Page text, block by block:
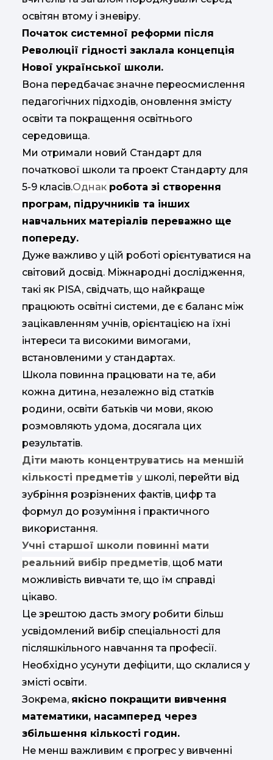
освітян втому і зневіру.
Початок системної реформи після
Революції гідності заклала концепція
Нової української школи.
Вона передбачає значне переосмислення
педагогічних підходів, оновлення змісту
освіти та покращення освітнього
середовища.
Ми отримали новий Стандарт для
початкової школи та проект Стандарту для
5-9 класів.Однак робота зі створення
програм, підручників та інших
навчальних матеріалів переважно ще
попереду.
Дуже важливо у цій роботі орієнтуватися на
світовий досвід. Міжнародні дослідження,
такі як PISA, свідчать, що найкраще
працюють освітні системи, де є баланс між
зацікавленням учнів, орієнтацією на їхні
інтереси та високими вимогами,
встановленими у стандартах.
Школа повинна працювати на те, аби
кожна дитина, незалежно від статків
родини, освіти батьків чи мови, якою
розмовляють удома, досягала цих
результатів.
Діти мають концентруватись на меншій
кількості предметів у школі, перейти від
зубріння розрізнених фактів, цифр та
формул до розуміння і практичного
використання.
Учні старшої школи повинні мати
реальний вибір предметів, щоб мати
можливість вивчати те, що їм справді
цікаво.
Це зрештою дасть змогу робити більш
усвідомлений вибір спеціальності для
післяшкільного навчання та професії.
Необхідно усунути дефіцити, що склалися у
змісті освіти.
Зокрема, якісно покращити вивчення
математики, насамперед через
збільшення кількості годин.
Не менш важливим є прогрес у вивченні